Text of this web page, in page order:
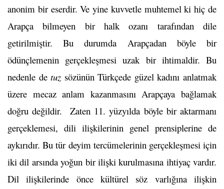
anonim bir eserdir. Ve yine kuvvetle muhtemel ki hiç de
Arapça bilmeyen bir halk ozanı tarafından dile
getirilmiştir. Bu durumda Arapçadan böyle bir
ödünçlemenin gerçekleşmesi uzak bir ihtimaldir. Bu
nedenle detuz sözünün Türkçede güzel kadını anlatmak
üzere mecaz anlam kazanmasını Arapçaya bağlamak
doğru değildir. Zaten 11. yüzyılda böyle bir aktarmanı
gerçeklemesi, dili ilişkilerinin genel prensiplerine de
aykırıdır. Bu tür deyim tercümelerinin gerçekleşmesi için
iki dil arsında yoğun bir ilişki kurulmasına ihtiyaç vardır.
Dil ilişkilerinde önce kültürel söz varlığına ilişkin